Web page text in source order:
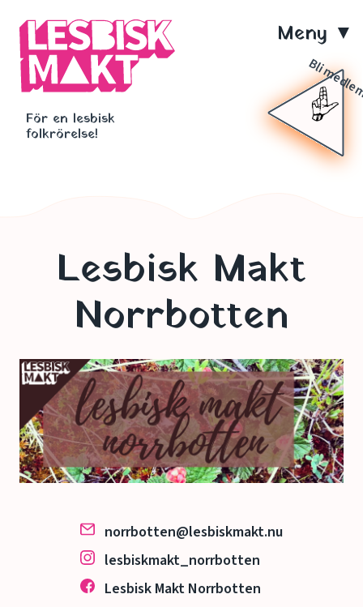
huvudinnehåll
För en lesbisk
folkrörelse!
Bli
Lesbisk Makt
Norrbotten
norrbotten@lesbiskmakt.nu
lesbiskmakt_norrbotten
Lesbisk Makt Norrbotten